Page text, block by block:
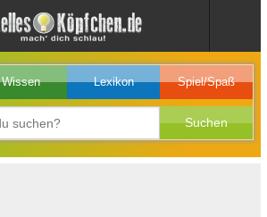
Wissen Lexikon Spiel/Spaß